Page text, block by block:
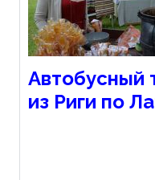
Автобусный
из Риги по